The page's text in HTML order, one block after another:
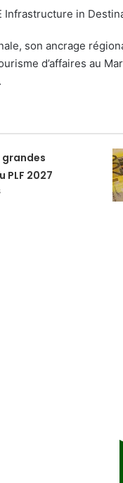
Infrastructure in
son ancrage
d’affaires au
grandes
PLF 2027